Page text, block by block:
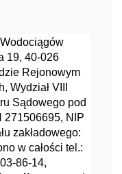
19, 40-026
Rejonowym
Wydział VIII
Sądowego pod
271506695, NIP
zakładowego:
w całości tel.:
86-14,